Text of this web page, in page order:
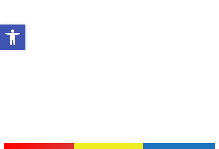
Abrir a barra de ferramentas